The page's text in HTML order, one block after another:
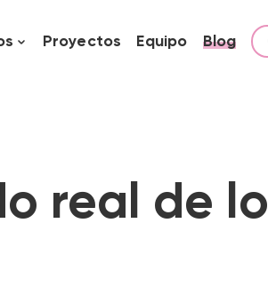
Proyectos Equipo Blog
real de